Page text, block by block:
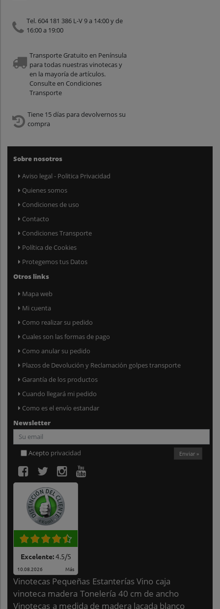
Tel. 604 181 386 L-V 9 a 14:00 y de
16:00 a 19:00
Transporte Gratuito en Península
para todas nuestras vinotecas y
en la mayoría de artículos.
Consulte en Condiciones
Transporte
Tiene 15 días para devolvernos su
compra
Sobre nosotros
Aviso legal - Politica Privacidad
Quienes somos
Condiciones de uso
Contacto
Condiciones Transporte
Política de Cookies
Protegemos tus Datos
Otros links
Mapa web
Mi cuenta
Como realizar su pedido
Cuales son las formas de pago
Como anular su pedido
Plazos de Devolución y Reclamación golpes transporte
Garantía de los productos
Cuando llegará mi pedido
Como es el envío estandar
Newsletter
Acepto privacidad Enviar »
Excelente:4.5/5
10.08.2026 Más
Vinotecas Pequeñas Estanterías Vino caja
vinoteca madera Tonelería 40 cm de ancho
Vinotecas a medida de madera lacada blanco